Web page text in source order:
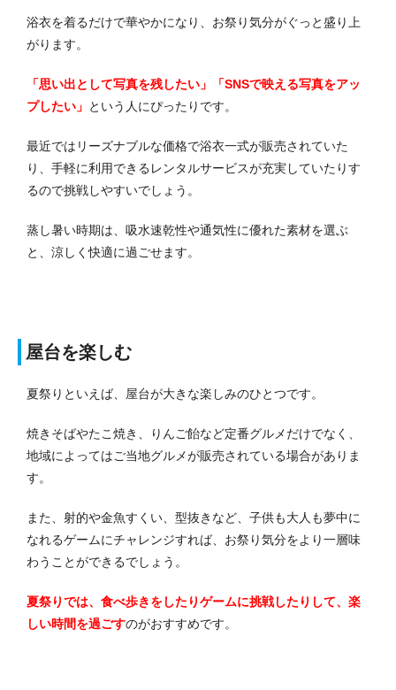
浴衣を着るだけで華やかになり、お祭り気分がぐっと盛り上
がります。
「思い出として写真を残したい」「SNSで映える写真をアッ
プしたい」 という人にぴったりです。
最近ではリーズナブルな価格で浴衣一式が販売されていた
り、手軽に利用できるレンタルサービスが充実していたりす
るので挑戦しやすいでしょう。
蒸し暑い時期は、吸水速乾性や通気性に優れた素材を選ぶ
と、涼しく快適に過ごせます。
屋台を楽しむ
夏祭りといえば、屋台が大きな楽しみのひとつです。
焼きそばやたこ焼き、りんご飴など定番グルメだけでなく、
地域によってはご当地グルメが販売されている場合がありま
す。
また、射的や金魚すくい、型抜きなど、子供も大人も夢中に
なれるゲームにチャレンジすれば、お祭り気分をより一層味
わうことができるでしょう。
夏祭りでは、食べ歩きをしたりゲームに挑戦したりして、楽
しい時間を過ごすのがおすすめです。